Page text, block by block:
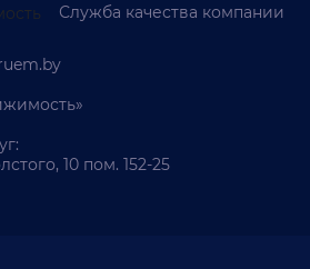
Служба качества компании
10 пом. 152-25